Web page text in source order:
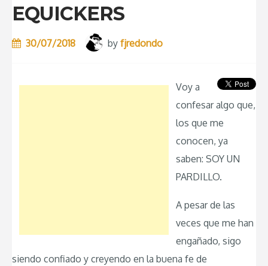
EQUICKERS
30/07/2018 by fjredondo
Voy a
confesar algo que,
los que me
conocen, ya
saben: SOY UN
PARDILLO.
A pesar de las
veces que me han
engañado, sigo
siendo confiado y creyendo en la buena fe de